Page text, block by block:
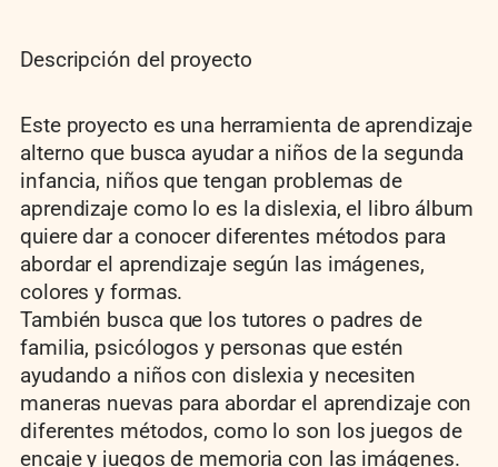
Descripción del proyecto
Este proyecto es una herramienta de aprendizaje
alterno que busca ayudar a niños de la segunda
infancia, niños que tengan problemas de
aprendizaje como lo es la dislexia, el libro álbum
quiere dar a conocer diferentes métodos para
abordar el aprendizaje según las imágenes,
colores y formas.
También busca que los tutores o padres de
familia, psicólogos y personas que estén
ayudando a niños con dislexia y necesiten
maneras nuevas para abordar el aprendizaje con
diferentes métodos, como lo son los juegos de
encaje y juegos de memoria con las imágenes.